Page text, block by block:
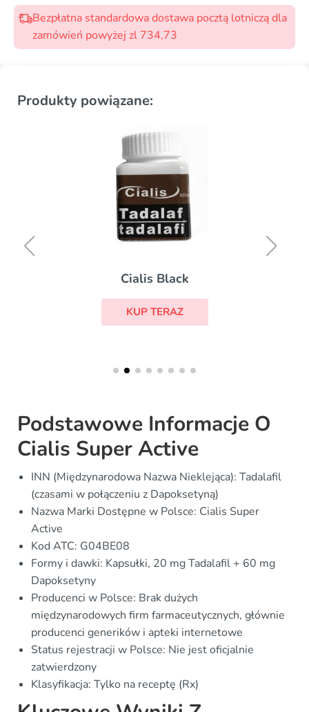
Bezpłatna standardowa dostawa pocztą lotniczą dla
zamówień powyżej zl 734,73
Produkty powiązane:
Cialis Black
KUP TERAZ
Podstawowe Informacje O
Cialis Super Active
INN (Międzynarodowa Nazwa Nieklejąca): Tadalafil
(czasami w połączeniu z Dapoksetyną)
Nazwa Marki Dostępne w Polsce: Cialis Super
Active
Kod ATC: G04BE08
Formy i dawki: Kapsułki, 20 mg Tadalafil + 60 mg
Dapoksetyny
Producenci w Polsce: Brak dużych
międzynarodowych firm farmaceutycznych, głównie
producenci generików i apteki internetowe
Status rejestracji w Polsce: Nie jest oficjalnie
zatwierdzony
Klasyfikacja: Tylko na receptę (Rx)